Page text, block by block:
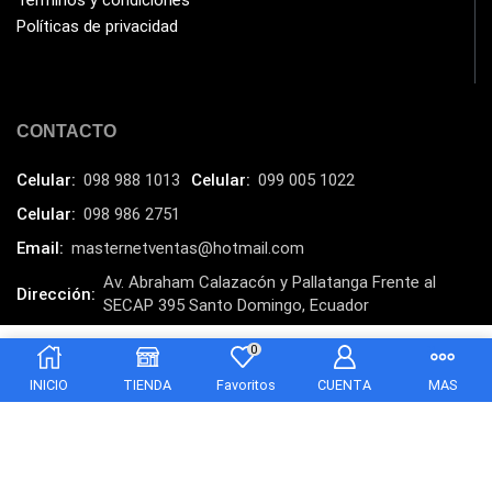
10.00 Añadir al carrito
JBL (1)
Lamparas (2)
Laptops (15)
Lector de código de barra (3)
Lenovo (16)
Logitech (21)
Marcas
INICIO TIENDA
0
Favoritos CUENTA MAS
Políticas de privacidad
CONTACTO
Celular: 098 988 1013 Celular: 099 005 1022
Celular: 098 986 2751
Email: masternetventas@hotmail.com
Dirección:
Av. Abraham Calazacón y Pallatanga Frente al
SECAP 395 Santo Domingo, Ecuador
MasterNet Sucursal: C. Tulcán, Santo Domingo